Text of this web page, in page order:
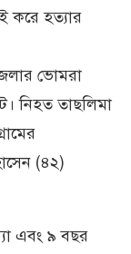
করে হত্যার
ভোমরা
নিহত তাছলিমা
(৪২)
এবং ৯ বছর